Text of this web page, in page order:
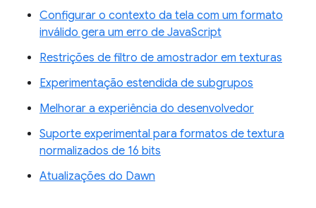
Configurar o contexto da tela com um formato
inválido gera um erro de JavaScript
Restrições de filtro de amostrador em texturas
Experimentação estendida de subgrupos
Melhorar a experiência do desenvolvedor
Suporte experimental para formatos de textura
normalizados de 16 bits
Atualizações do Dawn